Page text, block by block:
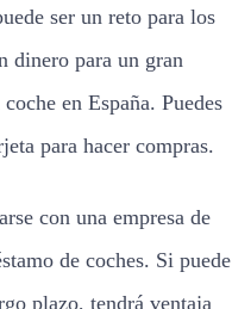
ser un reto para los
dinero para un gran
en España. Puedes
para hacer compras.
con una empresa de
de coches. Si puede
plazo, tendrá ventaja